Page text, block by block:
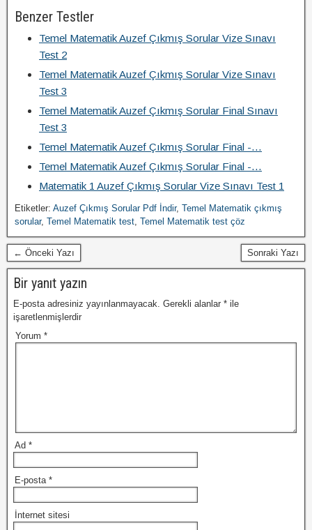
Benzer Testler
Temel Matematik Auzef Çıkmış Sorular Vize Sınavı
Test 2
Temel Matematik Auzef Çıkmış Sorular Vize Sınavı
Test 3
Temel Matematik Auzef Çıkmış Sorular Final Sınavı
Test 3
Temel Matematik Auzef Çıkmış Sorular Final -…
Temel Matematik Auzef Çıkmış Sorular Final -…
Matematik 1 Auzef Çıkmış Sorular Vize Sınavı Test 1
Etiketler: Auzef Çıkmış Sorular Pdf İndir, Temel Matematik çıkmış
sorular, Temel Matematik test, Temel Matematik test çöz
← Önceki Yazı Sonraki Yazı
Bir yanıt yazın
E-posta adresiniz yayınlanmayacak. Gerekli alanlar * ile
işaretlenmişlerdir
Yorum *
Ad *
E-posta *
İnternet sitesi